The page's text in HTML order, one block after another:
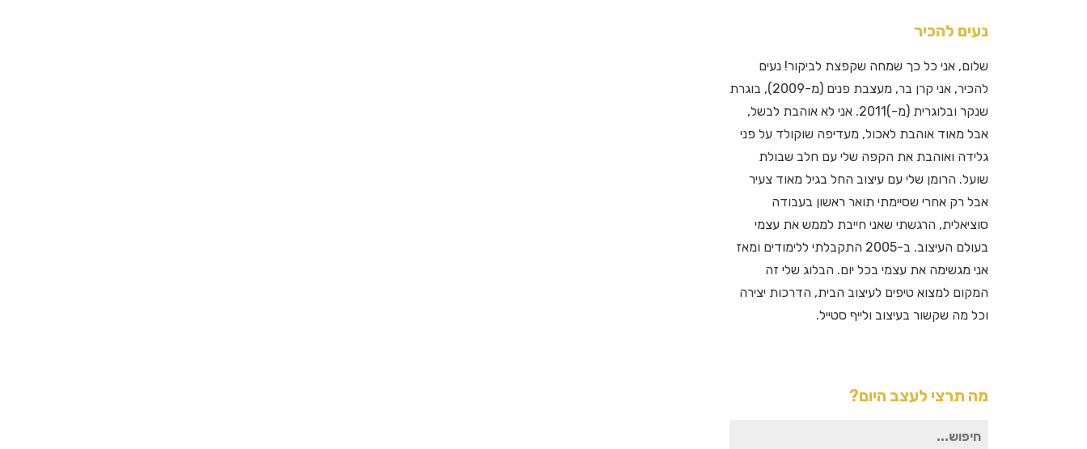
נעים להכיר
שלום, אני כל כך שמחה שקפצת לביקור! נעים
להכיר, אני קרן בר, מעצבת פנים (מ-2009), בוגרת
שנקר ובלוגרית (מ-)2011. אני לא אוהבת לבשל,
אבל מאוד אוהבת לאכול, מעדיפה שוקולד על פני
גלידה ואוהבת את הקפה שלי עם חלב שבולת
שועל. הרומן שלי עם עיצוב החל בגיל מאוד צעיר
אבל רק אחרי שסיימתי תואר ראשון בעבודה
סוציאלית, הרגשתי שאני חייבת לממש את עצמי
בעולם העיצוב. ב-2005 התקבלתי ללימודים ומאז
אני מגשימה את עצמי בכל יום. הבלוג שלי זה
המקום למצוא טיפים לעיצוב הבית, הדרכות יצירה
וכל מה שקשור בעיצוב ולייף סטייל.
מה תרצי לעצב היום?
חיפוש